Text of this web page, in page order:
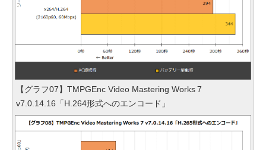
【グラフ07】TMPGEnc Video Mastering Works 7
v7.0.14.16「H.264形式へのエンコード」